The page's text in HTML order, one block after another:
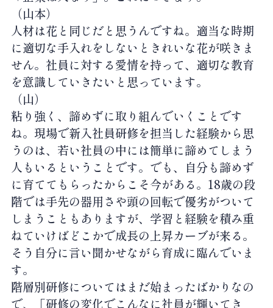
（山本）
人材は花と同じだと思うんですね。適当な時期
に適切な手入れをしないときれいな花が咲きま
せん。社員に対する愛情を持って、適切な教育
を意識していきたいと思っています。
（山）
粘り強く、諦めずに取り組んでいくことです
ね。現場で新入社員研修を担当した経験から思
うのは、若い社員の中には簡単に諦めてしまう
人もいるということです。でも、自分も諦めず
に育ててもらったからこそ今がある。18歳の段
階では手先の器用さや頭の回転で優劣がついて
しまうこともありますが、学習と経験を積み重
ねていけばどこかで成長の上昇カーブが来る。
そう自分に言い聞かせながら育成に臨んでいま
す。
階層別研修についてはまだ始まったばかりなの
で、「研修の変化でこんなに社員が輝いてき